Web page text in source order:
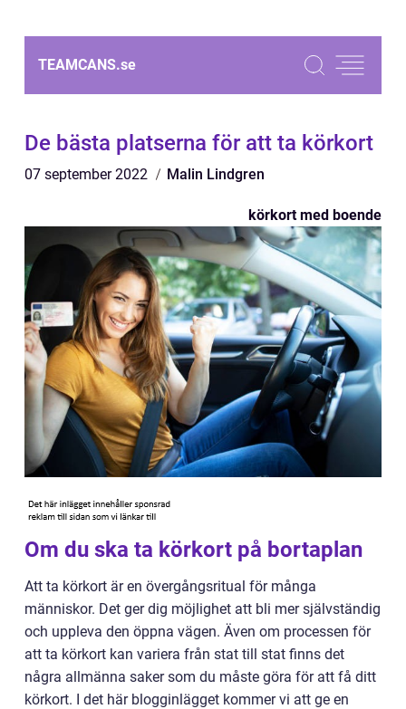
TEAMCANS.se
De bästa platserna för att ta körkort
07 september 2022 Malin Lindgren
körkort med boende
Om du ska ta körkort på bortaplan
Att ta körkort är en övergångsritual för många
människor. Det ger dig möjlighet att bli mer självständig
och uppleva den öppna vägen. Även om processen för
att ta körkort kan variera från stat till stat finns det
några allmänna saker som du måste göra för att få ditt
körkort. I det här blogginlägget kommer vi att ge en